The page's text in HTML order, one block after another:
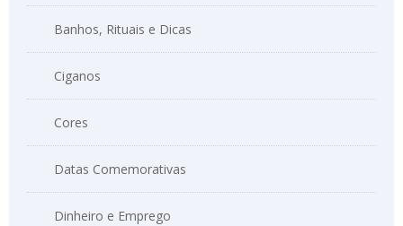
Banhos, Rituais e Dicas
Ciganos
Cores
Datas Comemorativas
Dinheiro e Emprego